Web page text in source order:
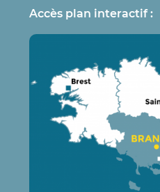
Accès plan interactif :